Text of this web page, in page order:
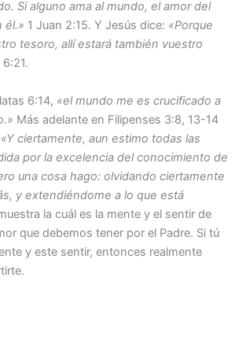
Si alguno ama al mundo, el amor del
él.» 1 Juan 2:15. Y Jesús dice: «Porque
tesoro, allí estará también vuestro
6:14, «el mundo me es crucificado a
Más adelante en Filipenses 3:8, 13-14
«Y ciertamente, aun estimo todas las
por la excelencia del conocimiento de
una cosa hago: olvidando ciertamente
y extendiéndome a lo que está
la cuál es la mente y el sentir de
que debemos tener por el Padre. Si tú
y este sentir, entonces realmente